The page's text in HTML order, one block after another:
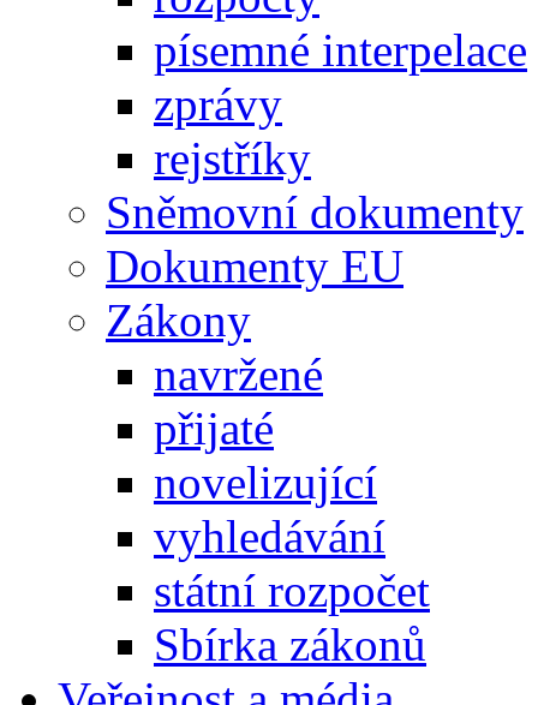
písemné interpelace
zprávy
rejstříky
Sněmovní dokumenty
Dokumenty EU
Zákony
navržené
přijaté
novelizující
vyhledávání
státní rozpočet
Sbírka zákonů